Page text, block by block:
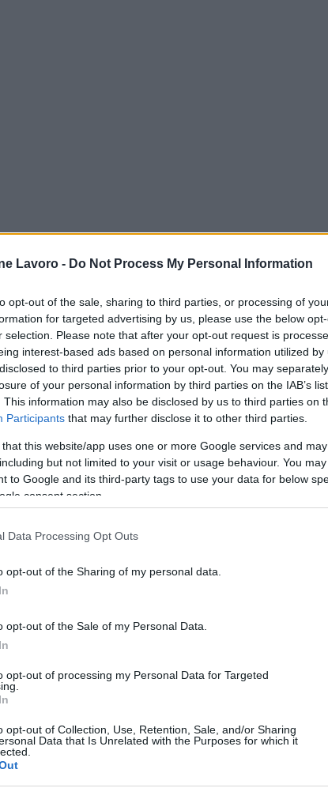
Lavoro - Do Not Process My Personal Information
opt-out of the sale, sharing to third parties, or processing of
for targeted advertising by us, please use the below
selection. Please note that after your opt-out request is
interest-based ads based on personal information utilized by
to third parties prior to your opt-out. You may
of your personal information by third parties on the IAB’s
This information may also be disclosed by us to third parties on
Participants that may further disclose it to other third parties.
that this website/app uses one or more Google services and
but not limited to your visit or usage behaviour. You
to Google and its third-party tags to use your data for below
consent section.
Data Processing Opt Outs
opt-out of the Sharing of my personal data.
opt-out of the Sale of my Personal Data.
opt-out of processing my Personal Data for Targeted
opt-out of Collection, Use, Retention, Sale, and/or Sharing
Data that Is Unrelated with the Purposes for which it
di database
include alloggio, trasporti e altri benefici. Gli
drasticamente in base all’esperienza,
Di seguito troverai una ripartizione